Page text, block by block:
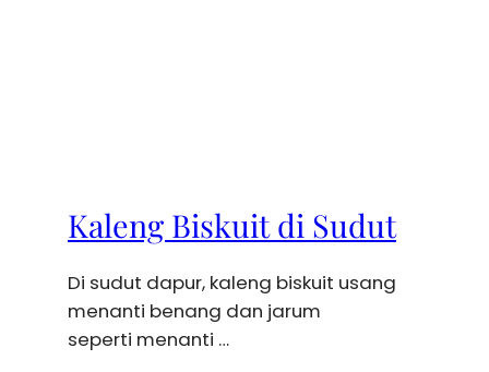
Kaleng Biskuit di Sudut
Di sudut dapur, kaleng biskuit usang
menanti benang dan jarum
seperti menanti …